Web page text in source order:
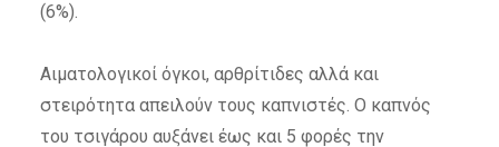
(6%).
Αιματολογικοί όγκοι, αρθρίτιδες αλλά και
στειρότητα απειλούν τους καπνιστές. Ο καπνός
του τσιγάρου αυξάνει έως και 5 φορές την